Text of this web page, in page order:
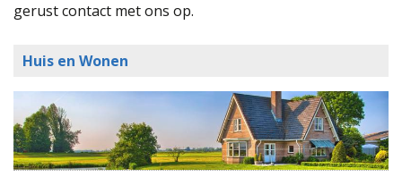
gerust contact met ons op.
Huis en Wonen